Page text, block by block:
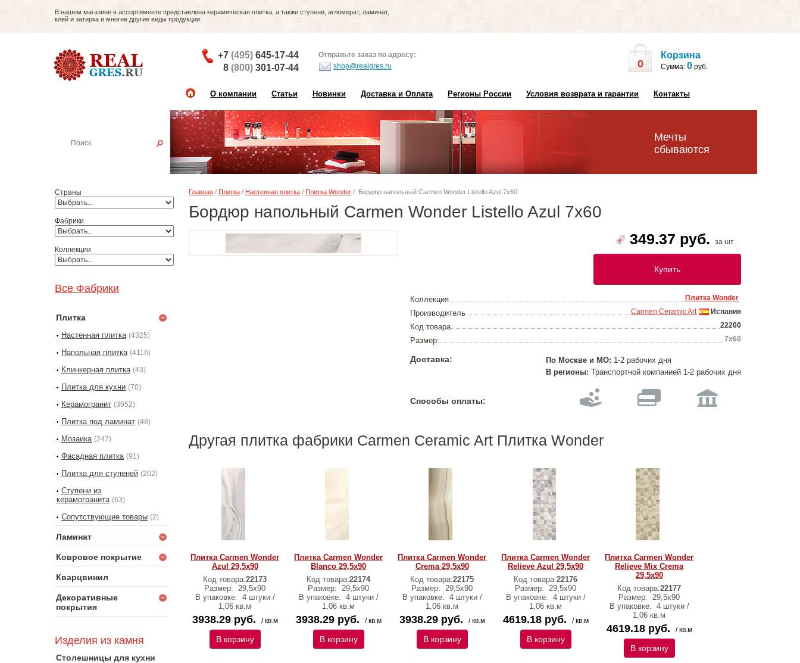
В нашем магазине в ассортименте представлена керамическая плитка, а также ступени, агломерат, ламинат,
клей и затирка и многие другие виды продукции.
+7 (495) 645-17-44
8 (800) 301-07-44
Отправьте заказ по адресу:
shop@realgres.ru
0
Корзина
Сумма: 0 руб.
О компании Статьи Новинки Доставка и Оплата Регионы России Условия возврата и гарантии Контакты
Мечты
сбываются
Страны
Фабрики
Коллекции
Все Фабрики
Плитка
Настенная плитка (4325)
Напольная плитка (4116)
Клинкерная плитка (43)
Плитка для кухни (70)
Керамогранит (3952)
Плитка под ламинат (48)
Мозаика (247)
Фасадная плитка (91)
Плитка для ступеней (202)
Ступени из
керамогранита (63)
Сопутствующие товары (2)
Ламинат
Ковровое покрытие
Кварцвинил
Декоративные
покрытия
Изделия из камня
Столешницы для кухни
Главная / Плитка / Настенная плитка / Плитка Wonder / Бордюр напольный Carmen Wonder Listello Azul 7х60
Бордюр напольный Carmen Wonder Listello Azul 7х60
349.37 руб. за шт.
Купить
Коллекция Плитка Wonder
Производитель Испания
Carmen Ceramic Art
Код товара 22200
Размер: 7х60
Доставка: По Москве и МО: 1-2 рабочих дня
В регионы: Транспортной компанией 1-2 рабочих дня
Способы оплаты:
Другая плитка фабрики Carmen Ceramic Art Плитка Wonder
Плитка Carmen Wonder
Azul 29,5х90
Код товара:22173
Размер: 29,5х90
В упаковке: 4 штуки /
1,06 кв.м
3938.29 руб. / кв.м
В корзину
Плитка Carmen Wonder
Blanco 29,5х90
Код товара:22174
Размер: 29,5х90
В упаковке: 4 штуки /
1,06 кв.м
3938.29 руб. / кв.м
В корзину
Плитка Carmen Wonder
Crema 29,5х90
Код товара:22175
Размер: 29,5х90
В упаковке: 4 штуки /
1,06 кв.м
3938.29 руб. / кв.м
В корзину
Плитка Carmen Wonder
Relieve Azul 29,5х90
Код товара:22176
Размер: 29,5х90
В упаковке: 4 штуки /
1,06 кв.м
4619.18 руб. / кв.м
В корзину
Плитка Carmen Wonder
Relieve Mix Crema
29,5х90
Код товара:22177
Размер: 29,5х90
В упаковке: 4 штуки /
1,06 кв.м
4619.18 руб. / кв.м
В корзину